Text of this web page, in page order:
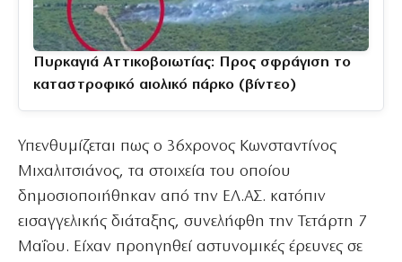
Πυρκαγιά Αττικοβοιωτίας: Προς σφράγιση το
καταστροφικό αιολικό πάρκο (βίντεο)
Υπενθυμίζεται πως ο 36χρονος Κωνσταντίνος
Μιχαλιτσιάνος, τα στοιχεία του οποίου
δημοσιοποιήθηκαν από την ΕΛ.ΑΣ. κατόπιν
εισαγγελικής διάταξης, συνελήφθη την Τετάρτη 7
Μαΐου. Είχαν προηγηθεί αστυνομικές έρευνες σε